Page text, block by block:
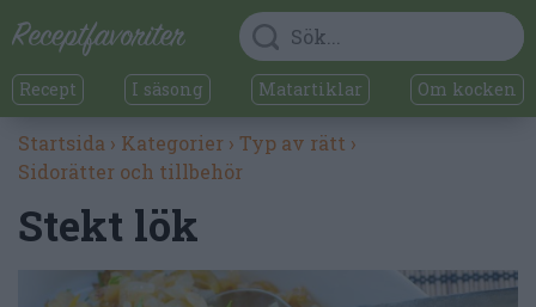
Recept I säsong Matartiklar Om kocken
Startsida › Kategorier › Typ av rätt ›
Sidorätter och tillbehör
Stekt lök